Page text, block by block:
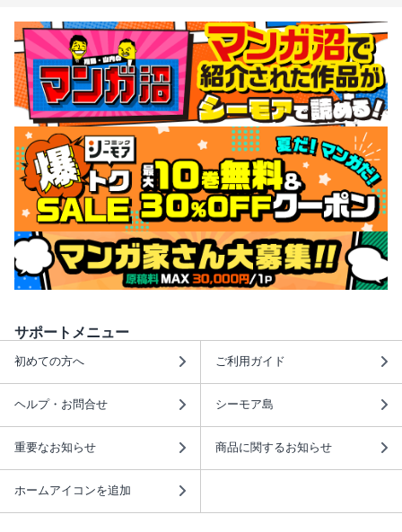
サポートメニュー
初めての方へ ご利用ガイド
ヘルプ・お問合せ シーモア島
重要なお知らせ 商品に関するお知らせ
ホームアイコンを追加